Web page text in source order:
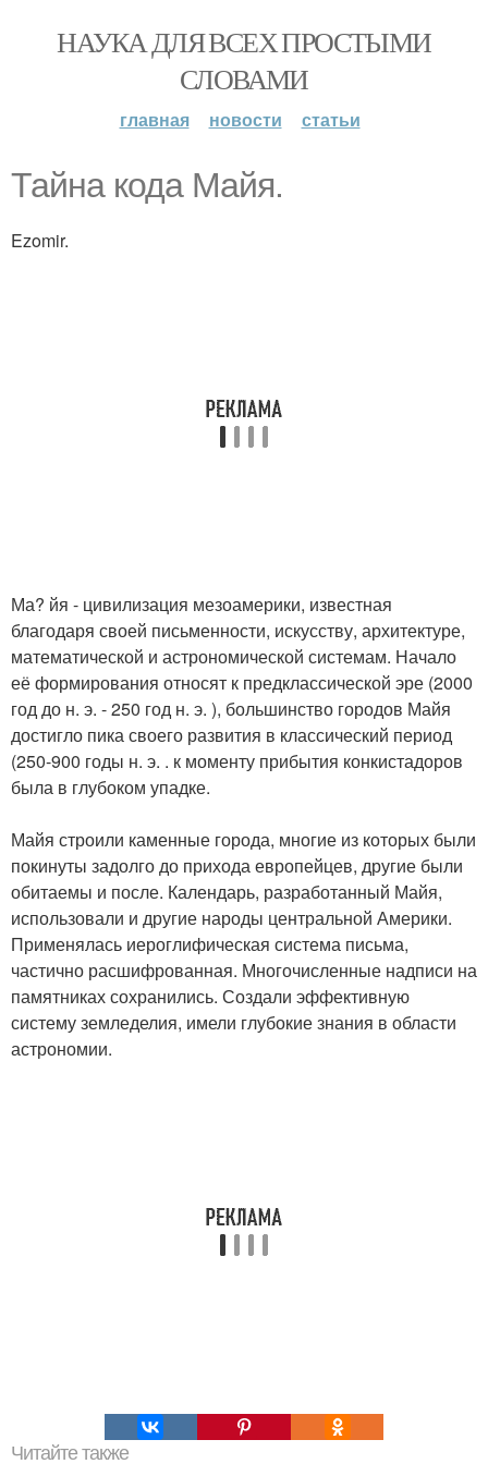
НАУКА ДЛЯ ВСЕХ ПРОСТЫМИ
СЛОВАМИ
главная новости статьи
Тайна кода Майя.
Ezomir.
Ма? йя - цивилизация мезоамерики, известная
благодаря своей письменности, искусству, архитектуре,
математической и астрономической системам. Начало
её формирования относят к предклассической эре (2000
год до н. э. - 250 год н. э. ), большинство городов Майя
достигло пика своего развития в классический период
(250-900 годы н. э. . к моменту прибытия конкистадоров
была в глубоком упадке.
Майя строили каменные города, многие из которых были
покинуты задолго до прихода европейцев, другие были
обитаемы и после. Календарь, разработанный Майя,
использовали и другие народы центральной Америки.
Применялась иероглифическая система письма,
частично расшифрованная. Многочисленные надписи на
памятниках сохранились. Создали эффективную
систему земледелия, имели глубокие знания в области
астрономии.
Читайте также